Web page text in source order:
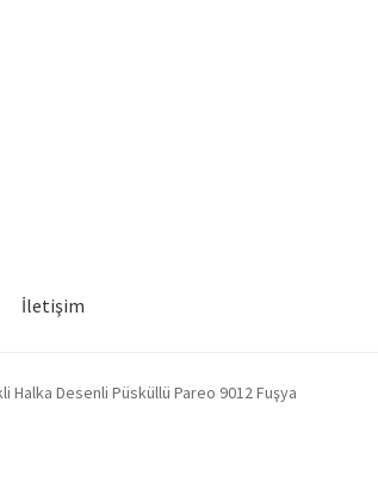
İletişim
Halka Desenli Püsküllü Pareo 9012 Fuşya